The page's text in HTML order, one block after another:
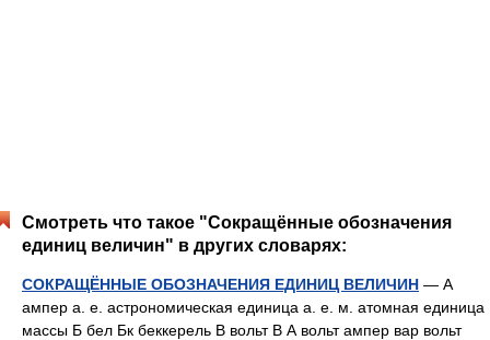
Смотреть что такое "Сокращённые обозначения
единиц величин" в других словарях:
СОКРАЩЁННЫЕ ОБОЗНАЧЕНИЯ ЕДИНИЦ ВЕЛИЧИН — А
ампер а. е. астрономическая единица а. е. м. атомная единица
массы Б бел Бк беккерель В вольт В А вольт ампер вар вольт